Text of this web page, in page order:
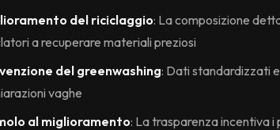
del riciclaggio: La composizione
a recuperare materiali preziosi
del greenwashing: Dati standardizzati
vaghe
al miglioramento: La trasparenza incentiva